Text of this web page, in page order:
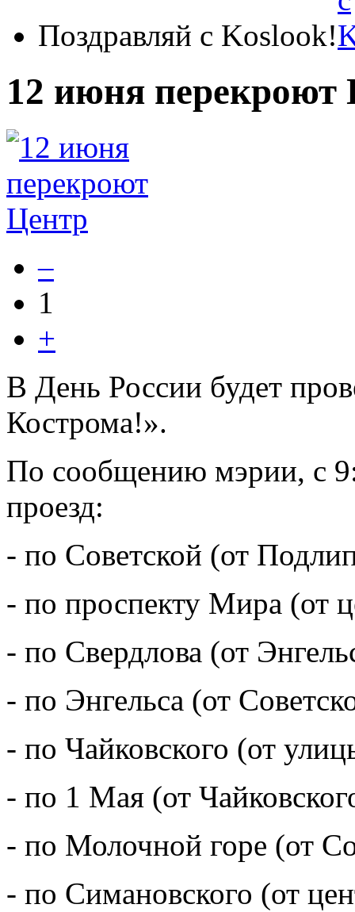
Поздравляй с Koslook!
12 июня перекроют
–
1
+
В День России будет
Кострома!».
По сообщению мэрии, с
проезд:
- по Советской (от
- по проспекту Мира (от
- по Свердлова (от
- по Энгельса (от
- по Чайковского (от
- по 1 Мая (от
- по Молочной горе (от
- по Симановского (от